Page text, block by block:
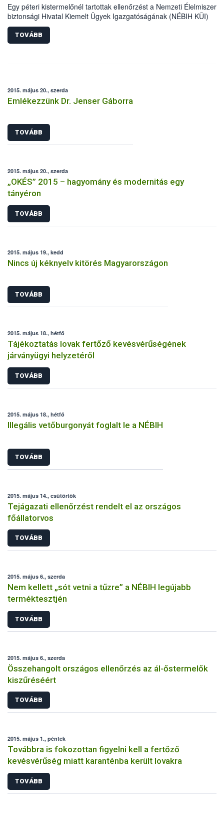
Egy péteri kistermelőnél tartottak ellenőrzést a Nemzeti
biztonsági Hivatal Kiemelt Ügyek Igazgatóságának (NÉBIH KÜI)
szakemberei április közepén. A helyszínen tapasztalt számos
szabálytalanság miatt mintegy 5700 kg alapanyag, félkész- és
késztermék forgalomból történő kivonását és megsemmisítését
TOVÁBB
2015. május 20., szerda
Emlékezzünk Dr. Jenser Gáborra
TOVÁBB
2015. május 20., szerda
„OKÉS” 2015 – hagyomány és modernitás egy
tányéron
TOVÁBB
2015. május 19., kedd
Nincs új kéknyelv kitörés Magyarországon
TOVÁBB
2015. május 18., hétfő
Tájékoztatás lovak fertőző kevésvérűségének
járványügyi helyzetéről
TOVÁBB
2015. május 18., hétfő
Illegális vetőburgonyát foglalt le a NÉBIH
TOVÁBB
2015. május 14., csütörtök
Tejágazati ellenőrzést rendelt el az országos
főállatorvos
TOVÁBB
2015. május 6., szerda
Nem kellett „sót vetni a tűzre” a NÉBIH legújabb
terméktesztjén
TOVÁBB
2015. május 6., szerda
Összehangolt országos ellenőrzés az ál-őstermelők
kiszűréséért
TOVÁBB
2015. május 1., péntek
Továbbra is fokozottan figyelni kell a fertőző
kevésvérűség miatt karanténba került lovakra
TOVÁBB